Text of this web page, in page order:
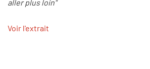
aller plus loin"
Voir l'extrait